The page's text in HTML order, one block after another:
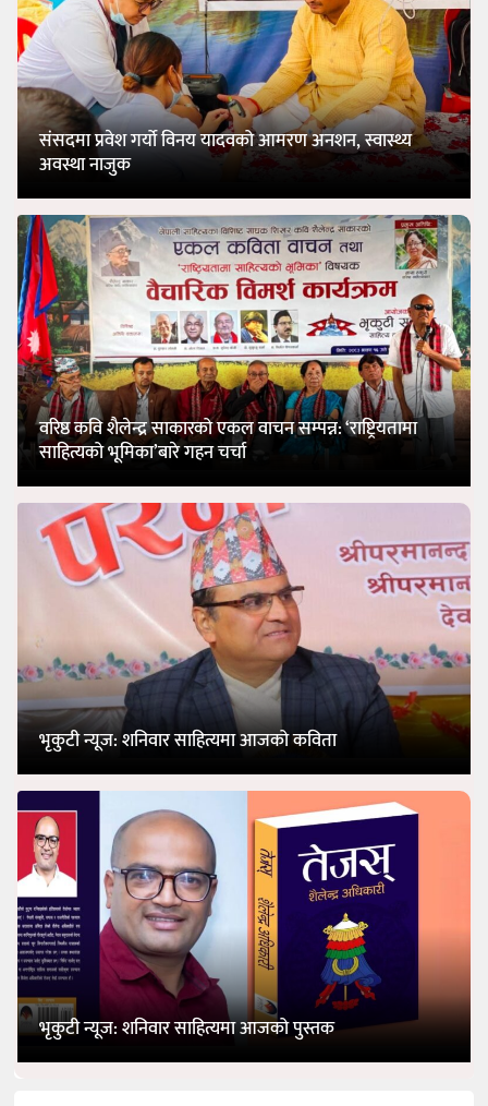
संसदमा प्रवेश गर्यो विनय यादवको आमरण अनशन, स्वास्थ्य
अवस्था नाजुक
वरिष्ठ कवि शैलेन्द्र साकारको एकल वाचन सम्पन्न: ‘राष्ट्रियतामा
साहित्यको भूमिका’बारे गहन चर्चा
भृकुटी न्यूज: शनिवार साहित्यमा आजको कविता
भृकुटी न्यूज: शनिवार साहित्यमा आजको पुस्तक